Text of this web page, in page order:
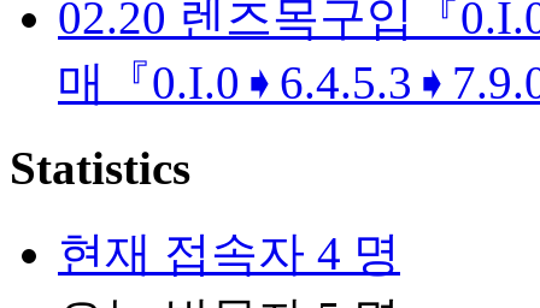
02.20 렌즈목구입『
매『
Statistics
현재 접속자 4 명